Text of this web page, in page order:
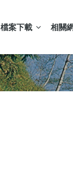
檔案下載 相關